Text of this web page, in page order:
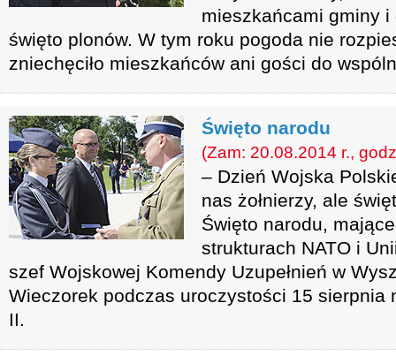
mieszkańcami gminy
święto plonów. W tym roku pogoda nie
zniechęciło mieszkańców ani gości do
Święto narodu
(Zam: 20.08.2014 r.,
– Dzień Wojska
nas żołnierzy, ale
Święto narodu,
strukturach NATO i
szef Wojskowej Komendy Uzupełnień w
Wieczorek podczas uroczystości 15 sierpnia
II.